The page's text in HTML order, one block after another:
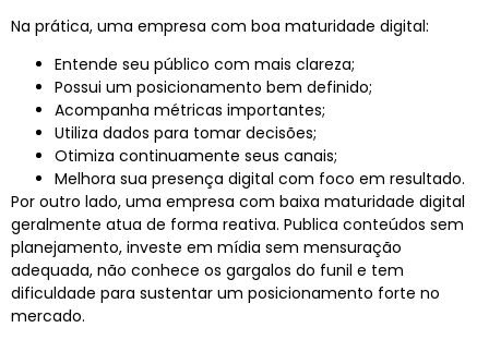
Na prática, uma empresa com boa maturidade digital:
Entende seu público com mais clareza;
Possui um posicionamento bem definido;
Acompanha métricas importantes;
Utiliza dados para tomar decisões;
Otimiza continuamente seus canais;
Melhora sua presença digital com foco em resultado.
Por outro lado, uma empresa com baixa maturidade digital
geralmente atua de forma reativa. Publica conteúdos sem
planejamento, investe em mídia sem mensuração
adequada, não conhece os gargalos do funil e tem
dificuldade para sustentar um posicionamento forte no
mercado.